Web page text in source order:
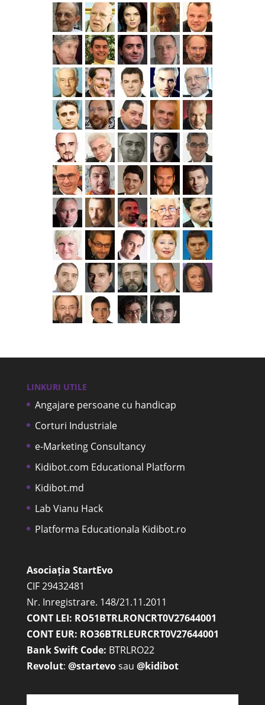
LINKURI UTILE
Angajare persoane cu handicap
Corturi Industriale
e-Marketing Consultancy
Kidibot.com Educational Platform
Kidibot.md
Lab Vianu Hack
Platforma Educationala Kidibot.ro
Asociația StartEvo
CIF 29432481
Nr. Inregistrare. 148/21.11.2011
CONT LEI: RO51BTRLRONCRT0V27644001
CONT EUR: RO36BTRLEURCRT0V27644001
Bank Swift Code: BTRLRO22
Revolut: @startevosau @kidibot